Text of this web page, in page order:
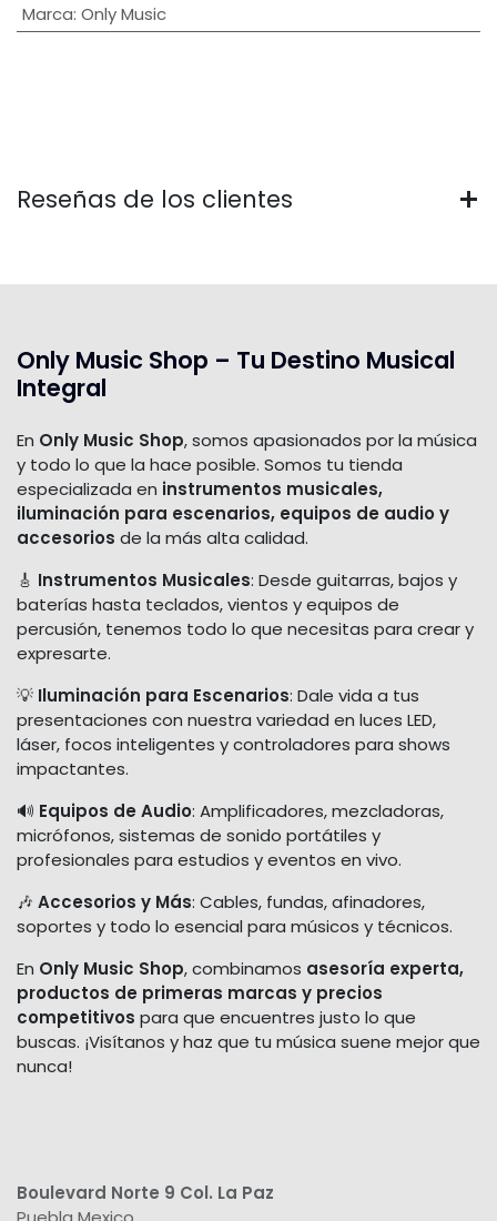
Marca: Only Music
Reseñas de los clientes
Only Music Shop – Tu Destino Musical
Integral
En Only Music Shop, somos apasionados por la música
y todo lo que la hace posible. Somos tu tienda
especializada en instrumentos musicales,
iluminación para escenarios, equipos de audio y
accesorios de la más alta calidad.
🎸 Instrumentos Musicales: Desde guitarras, bajos y
baterías hasta teclados, vientos y equipos de
percusión, tenemos todo lo que necesitas para crear y
expresarte.
💡 Iluminación para Escenarios: Dale vida a tus
presentaciones con nuestra variedad en luces LED,
láser, focos inteligentes y controladores para shows
impactantes.
🔊 Equipos de Audio: Amplificadores, mezcladoras,
micrófonos, sistemas de sonido portátiles y
profesionales para estudios y eventos en vivo.
🎶 Accesorios y Más: Cables, fundas, afinadores,
soportes y todo lo esencial para músicos y técnicos.
En Only Music Shop, combinamos asesoría experta,
productos de primeras marcas y precios
competitivos para que encuentres justo lo que
buscas. ¡Visítanos y haz que tu música suene mejor que
nunca!
Boulevard Norte 9 Col. La Paz